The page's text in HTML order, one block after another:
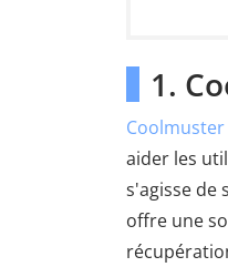
1.
aider les
s'agisse de
offre une